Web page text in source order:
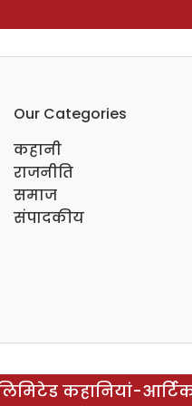
Our Categories
कहानी
राजनीति
समाज
संपादकीय
कहानियां-